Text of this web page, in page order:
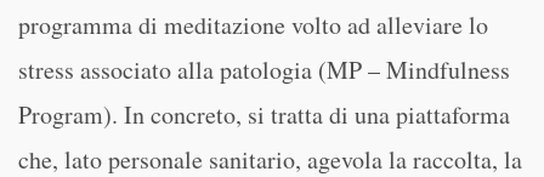
programma di meditazione volto ad alleviare lo
stress associato alla patologia (MP – Mindfulness
Program). In concreto, si tratta di una piattaforma
che, lato personale sanitario, agevola la raccolta, la